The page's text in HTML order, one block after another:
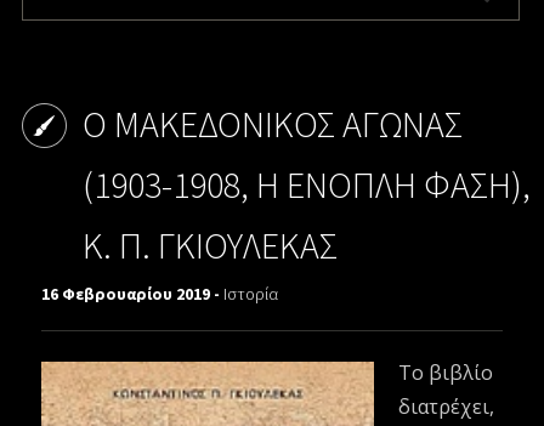
Ο ΜΑΚΕΔΟΝΙΚΟΣ ΑΓΩΝΑΣ
(1903-1908, Η ΕΝΟΠΛΗ ΦΑΣΗ),
Κ. Π. ΓΚΙΟΥΛΕΚΑΣ
16 Φεβρουαρίου 2019 - Ιστορία
Το βιβλίο
διατρέχει,